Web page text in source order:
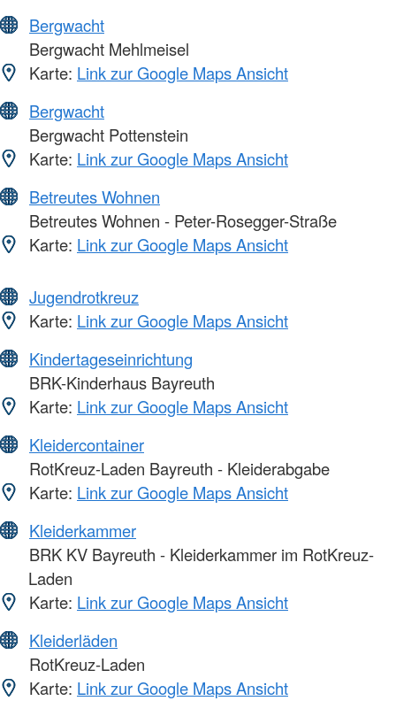
Bergwacht
Bergwacht Mehlmeisel
Karte: Link zur Google Maps Ansicht
Bergwacht
Bergwacht Pottenstein
Karte: Link zur Google Maps Ansicht
Betreutes Wohnen
Betreutes Wohnen - Peter-Rosegger-Straße
Karte: Link zur Google Maps Ansicht
Jugendrotkreuz
Karte: Link zur Google Maps Ansicht
Kindertageseinrichtung
BRK-Kinderhaus Bayreuth
Karte: Link zur Google Maps Ansicht
Kleidercontainer
RotKreuz-Laden Bayreuth - Kleiderabgabe
Karte: Link zur Google Maps Ansicht
Kleiderkammer
BRK KV Bayreuth - Kleiderkammer im RotKreuz-
Laden
Karte: Link zur Google Maps Ansicht
Kleiderläden
RotKreuz-Laden
Karte: Link zur Google Maps Ansicht